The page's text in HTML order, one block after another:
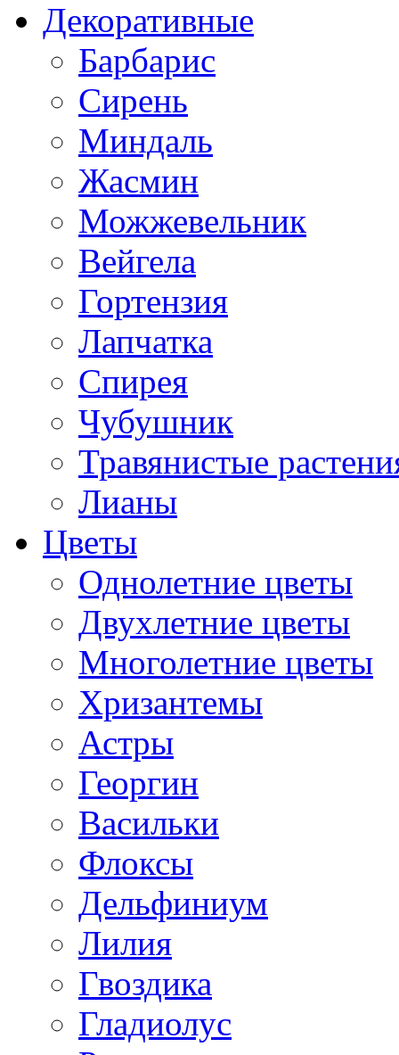
Декоративные
Барбарис
Сирень
Миндаль
Жасмин
Можжевельник
Вейгела
Гортензия
Лапчатка
Спирея
Чубушник
Травянистые
Лианы
Цветы
Однолетние цветы
Двухлетние цветы
Многолетние цветы
Хризантемы
Астры
Георгин
Васильки
Флоксы
Дельфиниум
Лилия
Гвоздика
Гладиолус